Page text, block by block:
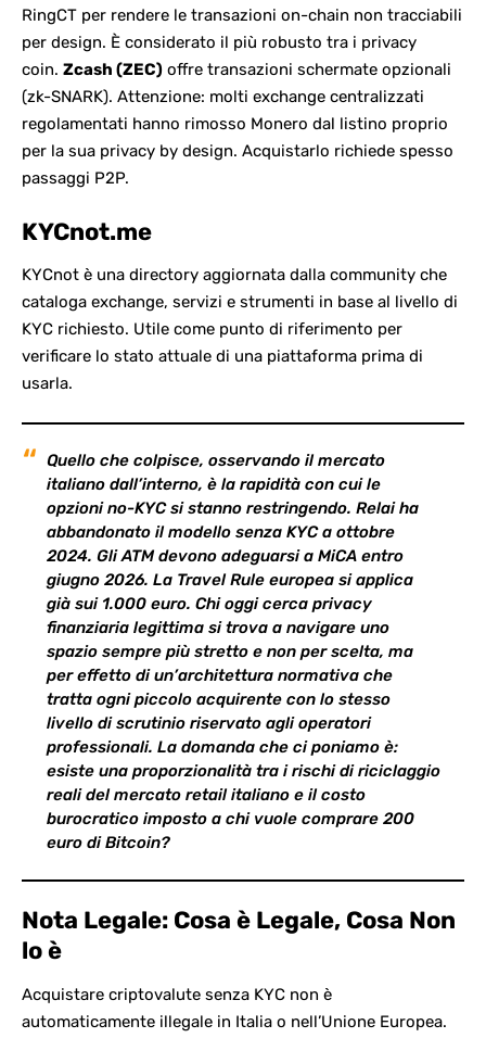
RingCT per rendere le transazioni on-chain non tracciabili
per design. È considerato il più robusto tra i privacy
coin. Zcash (ZEC) offre transazioni schermate opzionali
(zk-SNARK). Attenzione: molti exchange centralizzati
regolamentati hanno rimosso Monero dal listino proprio
per la sua privacy by design. Acquistarlo richiede spesso
passaggi P2P.
KYCnot.me
KYCnot è una directory aggiornata dalla community che
cataloga exchange, servizi e strumenti in base al livello di
KYC richiesto. Utile come punto di riferimento per
verificare lo stato attuale di una piattaforma prima di
usarla.
Quello che colpisce, osservando il mercato
italiano dall’interno, è la rapidità con cui le
opzioni no-KYC si stanno restringendo. Relai ha
abbandonato il modello senza KYC a ottobre
2024. Gli ATM devono adeguarsi a MiCA entro
giugno 2026. La Travel Rule europea si applica
già sui 1.000 euro. Chi oggi cerca privacy
finanziaria legittima si trova a navigare uno
spazio sempre più stretto e non per scelta, ma
per effetto di un’architettura normativa che
tratta ogni piccolo acquirente con lo stesso
livello di scrutinio riservato agli operatori
professionali. La domanda che ci poniamo è:
esiste una proporzionalità tra i rischi di riciclaggio
reali del mercato retail italiano e il costo
burocratico imposto a chi vuole comprare 200
euro di Bitcoin?
Nota Legale: Cosa è Legale, Cosa Non
lo è
Acquistare criptovalute senza KYC non è
automaticamente illegale in Italia o nell’Unione Europea.